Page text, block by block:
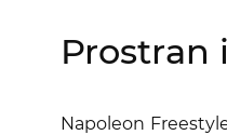
Prostran
Napoleon